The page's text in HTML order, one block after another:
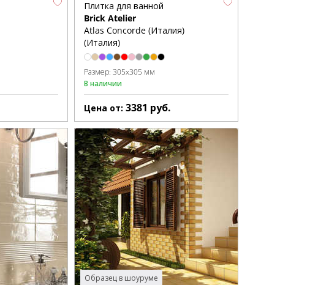
Плитка для ванной
Brick Atelier
Atlas Concorde (Италия)
(Италия)
Размер: 305x305 мм
В наличии
Цена от: 3381 руб.
Образец в шоуруме